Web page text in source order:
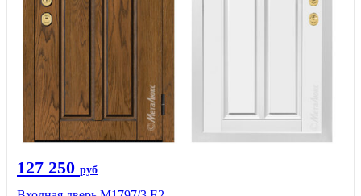
127 250 руб